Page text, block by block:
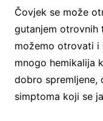
Čovjek se može
gutanjem otrovnih
možemo otrovati i
mnogo hemikalija
dobro spremljene,
simptoma koji se